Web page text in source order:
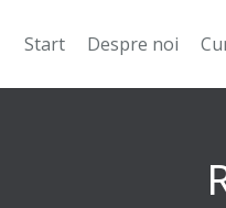
Start Despre noi